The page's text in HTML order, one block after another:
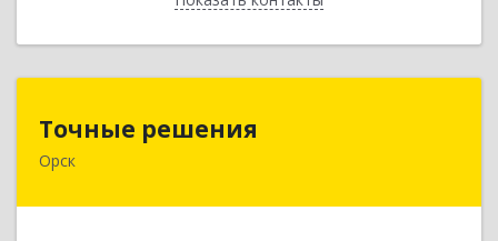
Точные решения
Орск